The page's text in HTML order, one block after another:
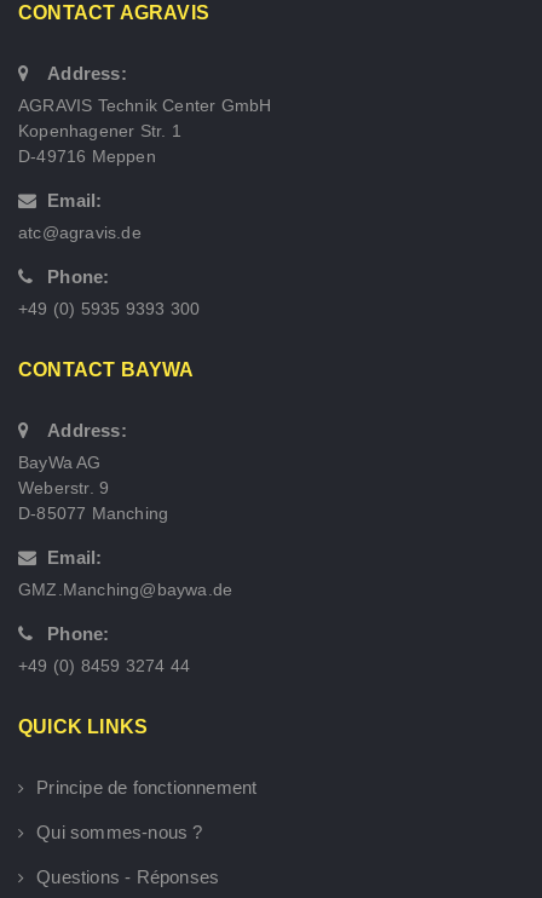
CONTACT AGRAVIS
Address:
AGRAVIS Technik Center GmbH
Kopenhagener Str. 1
D-49716 Meppen
Email:
atc@agravis.de
Phone:
+49 (0) 5935 9393 300
CONTACT BAYWA
Address:
BayWa AG
Weberstr. 9
D-85077 Manching
Email:
GMZ.Manching@baywa.de
Phone:
+49 (0) 8459 3274 44
QUICK LINKS
Principe de fonctionnement
Qui sommes-nous ?
Questions - Réponses